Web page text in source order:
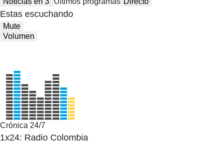
Estas escuchando
Mute
Volumen
Crónica 24/7
1x24: Radio Colombia